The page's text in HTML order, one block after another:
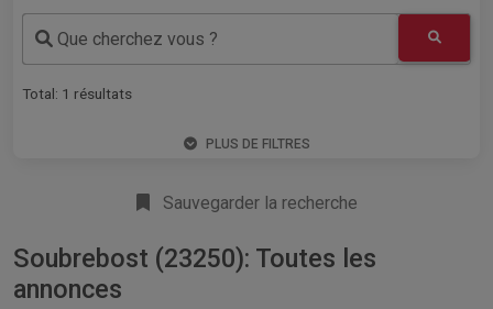
Que cherchez vous ?
Total: 1 résultats
PLUS DE FILTRES
Sauvegarder la recherche
Soubrebost (23250): Toutes les
annonces